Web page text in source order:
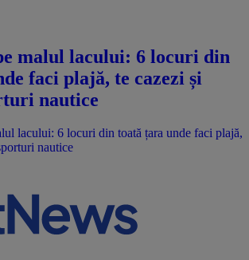
malul lacului: 6 locuri din
faci plajă, te cazezi și
nautice